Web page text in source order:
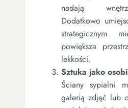
nadają
Dodatkowo
strategicznym
powiększa
lekkości.
Sztuka jako
Ściany sypialni
galerią zdjęć lub